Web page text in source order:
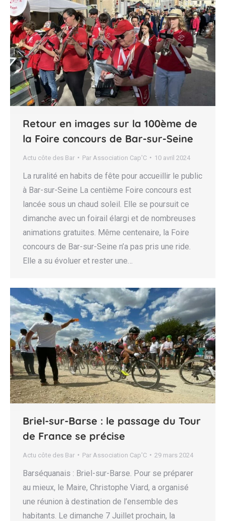
Retour en images sur la 100ème de
la Foire concours de Bar-sur-Seine
Actu côte des Bar Par Association Cap'C 10 avril 2024
La ruralité en habits de fête pour accueillir le public
à Bar-sur-Seine La centième Foire concours est
lancée sous un chaud soleil. Elle se poursuit ce
dimanche avec un foirail élargi et de nombreuses
animations gratuites. Même centenaire, la Foire
concours de Bar-sur-Seine n’a pas pris une ride.
Elle a su évoluer et rester une…
Briel-sur-Barse : le passage du Tour
de France se précise
Actu côte des Bar Par Association Cap'C 29 mars 2024
Barséquanais : Briel-sur-Barse. Pour se préparer
au mieux, le Maire, Christophe Viard, a organisé
une réunion à destination de l’ensemble des
habitants. Le dimanche 7 Juillet prochain, la